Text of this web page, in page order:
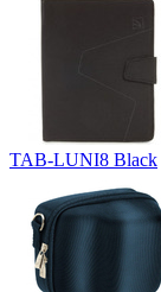
TAB-LUNI8 Black